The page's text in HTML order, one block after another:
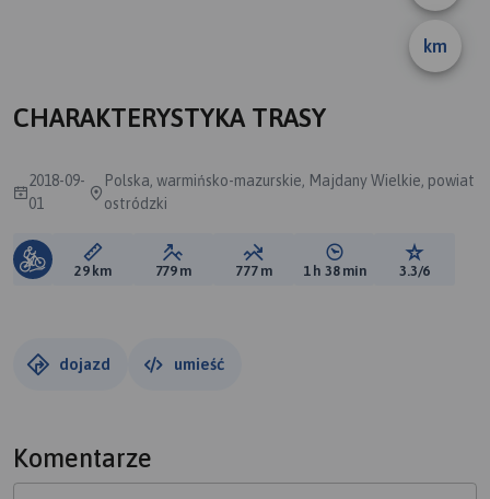
km
CHARAKTERYSTYKA TRASY
2018-09-
01
Polska, warmińsko-mazurskie, Majdany Wielkie, powiat
ostródzki
Długość trasy:
29 km Suma przewyższeń:
779 m Suma spadków:
777 m Średni czas potrzebny
1 h 38 min Ocena
3.3/6
dojazd umieść
Komentarze